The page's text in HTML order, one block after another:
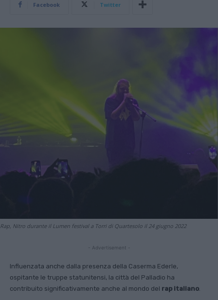
Facebook Twitter
Rap, Nitro durante il Lumen festival a Torri di Quartesolo il 24 giugno 2022
- Advertisement -
Influenzata anche dalla presenza della Caserma Ederle,
ospitante le truppe statunitensi, la città del Palladio ha
contribuito significativamente anche al mondo del rap italiano